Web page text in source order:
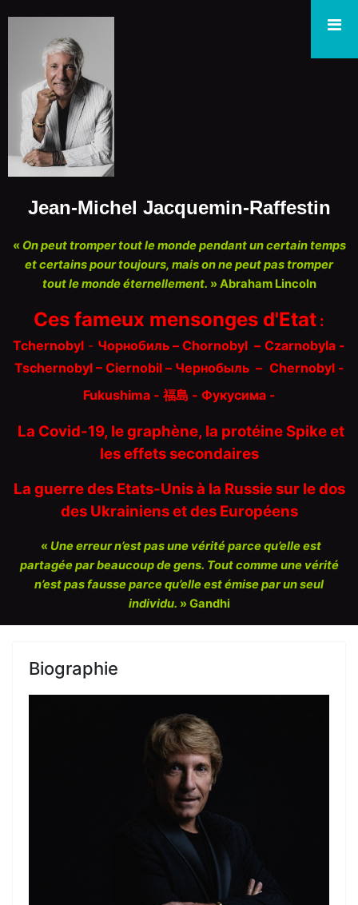
Jean-Michel Jacquemin-Raffestin
« On peut tromper tout le monde pendant un certain temps
et certains pour toujours, mais on ne peut pas tromper
tout le monde éternellement. » Abraham Lincoln
Ces fameux mensonges d'Etat :
Tchernobyl - Чорнобиль – Chornobyl – Czarnobyla -
Tschernobyl – Ciernobil – Чернобыль – Chernobyl -
Fukushima - 福島 - Фукусима -
La Covid-19, le graphène, la protéine Spike et
les effets secondaires
La guerre des Etats-Unis à la Russie sur le dos
des Ukrainiens et des Européens
« Une erreur n’est pas une vérité parce qu’elle est
partagée par beaucoup de gens. Tout comme une vérité
n’est pas fausse parce qu’elle est émise par un seul
individu. » Gandhi
Biographie